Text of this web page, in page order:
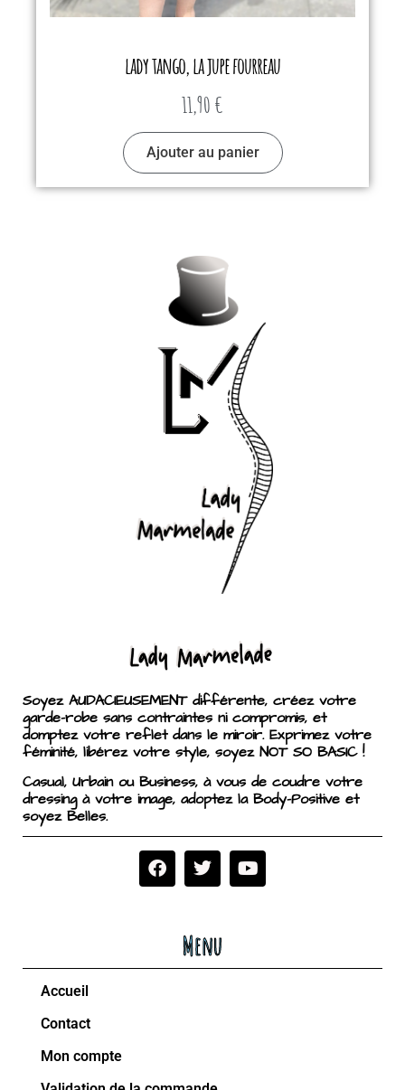
lady tango, la jupe fourreau
11,90 €
Ajouter au panier
Soyez AUDACIEUSEMENT différente, créez votre
garde-robe sans contraintes ni compromis, et
domptez votre reflet dans le miroir. Exprimez votre
féminité, libérez votre style, soyez NOT SO BASIC !
Casual, Urbain ou Business, à vous de coudre votre
dressing à votre image, adoptez la Body-Positive et
soyez Belles.
Menu
Accueil
Contact
Mon compte